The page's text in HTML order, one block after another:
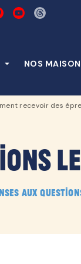
CONTENU
arrow_drop_down NOS
recevoir des
aux